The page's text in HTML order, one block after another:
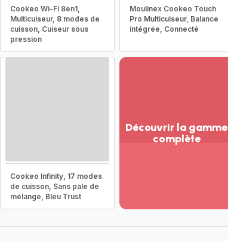
Cookeo Wi-Fi 8en1,
Multicuiseur, 8 modes de
cuisson, Cuiseur sous
pression
Moulinex Cookeo Touch
Pro Multicuiseur, Balance
intégrée, Connecté
Cookeo Infinity, 17 modes
de cuisson, Sans pale de
mélange, Bleu Trust
Découvrir la gamme
complète
gamme